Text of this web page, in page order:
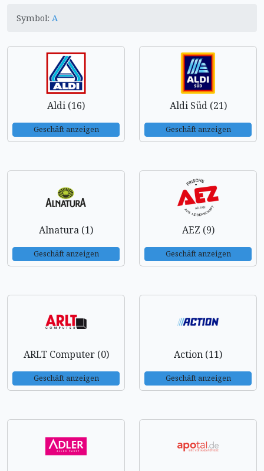
Symbol: A
Aldi (16)
Geschäft anzeigen
Aldi Süd (21)
Geschäft anzeigen
Alnatura (1)
Geschäft anzeigen
AEZ (9)
Geschäft anzeigen
ARLT Computer (0)
Geschäft anzeigen
Action (11)
Geschäft anzeigen